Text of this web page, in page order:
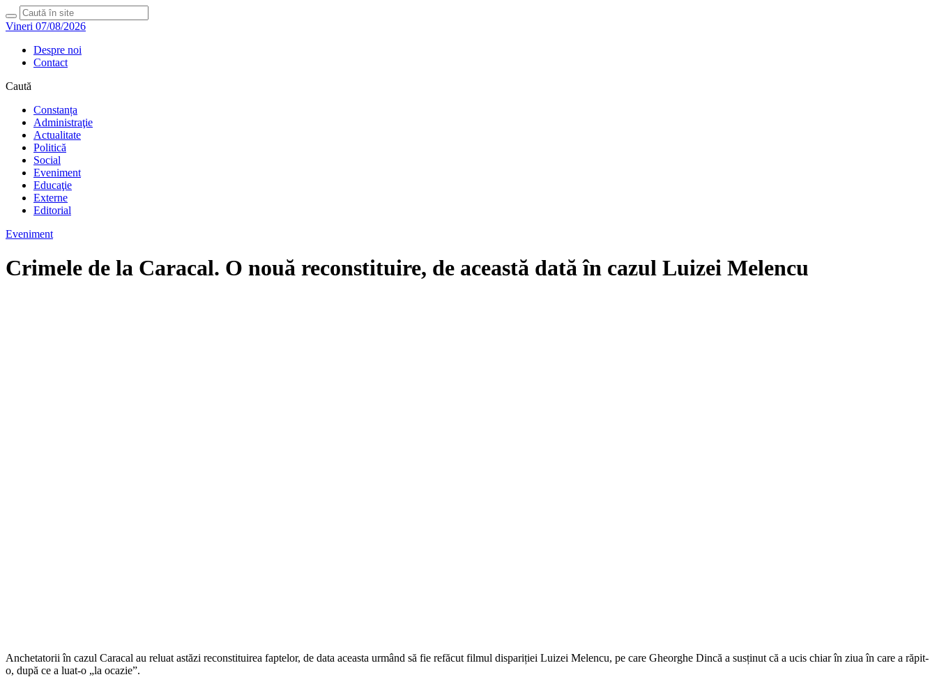
Vineri 07/08/2026
Despre noi
Contact
Caută
Constanța
Administraţie
Actualitate
Politică
Social
Eveniment
Educaţie
Externe
Editorial
Eveniment
Crimele de la Caracal. O nouă reconstituire, de această dată în cazul Luizei Melencu
Anchetatorii în cazul Caracal au reluat astăzi reconstituirea faptelor, de data aceasta urmând să fie refăcut filmul dispariției Luizei Melencu, pe care Gheorghe Dincă a susținut că a ucis chiar în ziua în care a răpit-
o, după ce a luat-o „la ocazie”.